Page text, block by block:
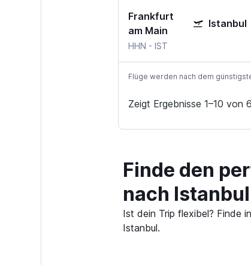
Frankfurt
am Main
Istanbul
HHN - IST
Flüge werden nach dem
Zeigt Ergebnisse 1–10 von
Finde den
nach
Ist dein Trip flexibel? Finde
Istanbul.